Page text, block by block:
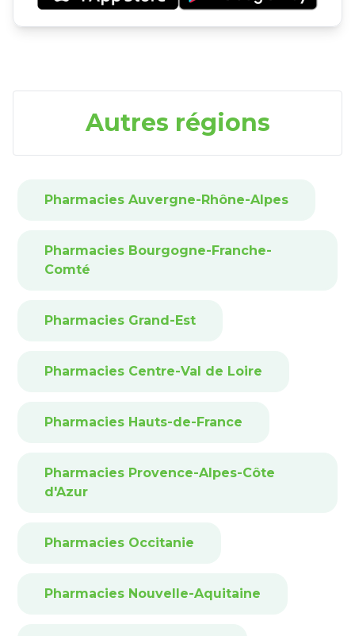
Autres régions
Pharmacies Auvergne-Rhône-Alpes
Pharmacies Bourgogne-Franche-
Comté
Pharmacies Grand-Est
Pharmacies Centre-Val de Loire
Pharmacies Hauts-de-France
Pharmacies Provence-Alpes-Côte
d'Azur
Pharmacies Occitanie
Pharmacies Nouvelle-Aquitaine